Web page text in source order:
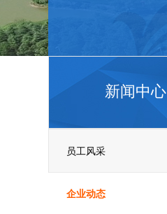
新闻中心
员工风采
企业动态